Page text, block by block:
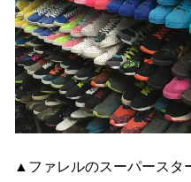
▲ファレルのスーパースタ